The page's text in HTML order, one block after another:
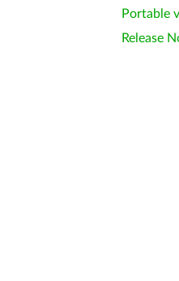
Portable
Release